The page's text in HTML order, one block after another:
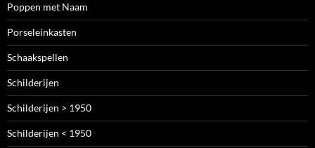
Poppen met Naam
Porseleinkasten
Schaakspellen
Schilderijen
Schilderijen > 1950
Schilderijen < 1950